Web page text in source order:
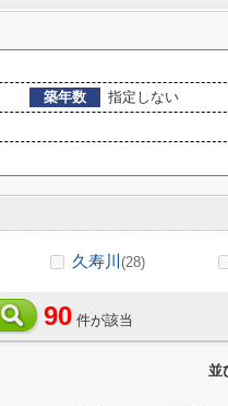
築年数
指定しない
久寿川 (28)
90 件が該当
並